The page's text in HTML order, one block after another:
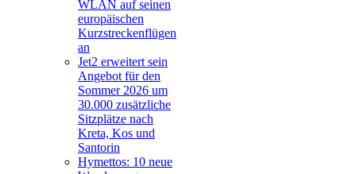
WLAN auf seinen
europäischen
Kurzstreckenflügen
an
Jet2 erweitert sein
Angebot für den
Sommer 2026 um
30.000 zusätzliche
Sitzplätze nach
Kreta, Kos und
Santorin
Hymettos: 10 neue